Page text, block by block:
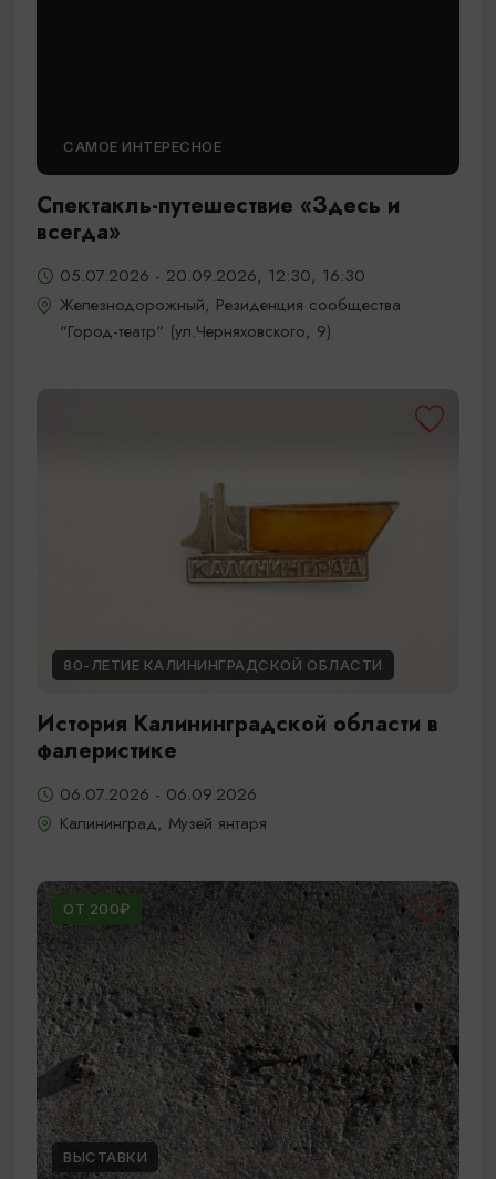
САМОЕ ИНТЕРЕСНОЕ
Спектакль-путешествие «Здесь и
всегда»
05.07.2026 - 20.09.2026, 12:30, 16:30
Железнодорожный, Резиденция сообщества
"Город-театр" (ул.Черняховского, 9)
80-ЛЕТИЕ КАЛИНИНГРАДСКОЙ ОБЛАСТИ
История Калининградской области в
фалеристике
06.07.2026 - 06.09.2026
Калининград, Музей янтаря
ОТ 200₽
ВЫСТАВКИ